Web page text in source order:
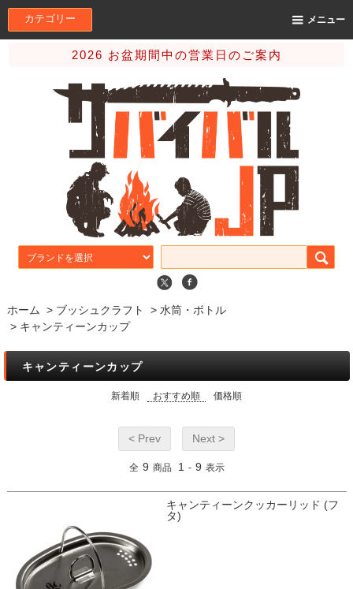
カテゴリー メニュー
2026 お盆期間中の営業日のご案内
ホーム > ブッシュクラフト > 水筒・ボトル
> キャンティーンカップ
キャンティーンカップ
新着順 おすすめ順 価格順
< Prev Next >
全 9 商品 1 - 9 表示
キャンティーンクッカーリッド (フ
タ)